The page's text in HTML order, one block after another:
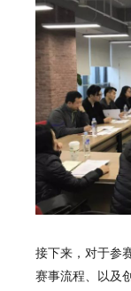
接下来，对于参
赛事流程、以及